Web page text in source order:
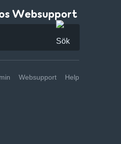
Websupport
Websupport Help